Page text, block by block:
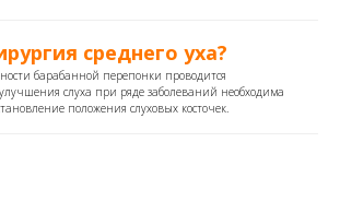
среднего уха?
барабанной перепонки проводится
слуха при ряде заболеваний необходима
положения слуховых косточек.